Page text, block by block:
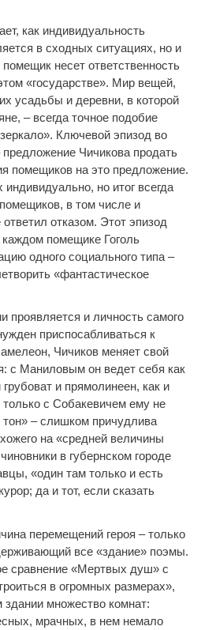
как индивидуальность
в сходных ситуациях, но и
несет ответственность
«государстве». Мир вещей,
усадьбы и деревни, в которой
– всегда точное подобие
Ключевой эпизод во
Чичикова продать
помещиков на это предложение.
но итог всегда
в том числе и
отказом. Этот эпизод
помещике Гоголь
одного социального типа –
«фантастическое
проявляется и личность самого
приспосабливаться к
Чичиков меняет свой
с Маниловым он ведет себя как
и прямолинеен, как и
с Собакевичем ему не
тон» – слишком причудлива
на «средней величины
в губернском городе
«один там только и есть
да и тот, если сказать
перемещений героя – только
все «здание» поэмы.
сравнение «Мертвых душ» с
в огромных размерах»,
здании множество комнат:
мрачных, в нем немало